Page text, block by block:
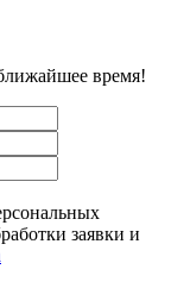
время!
заявки и